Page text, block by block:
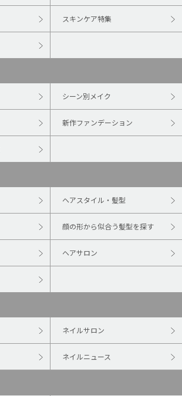
スキンケア特集
シーン別メイク
新作ファンデーション
ヘアスタイル・髪型
顔の形から似合う髪型を探す
ヘアサロン
ネイルサロン
ネイルニュース